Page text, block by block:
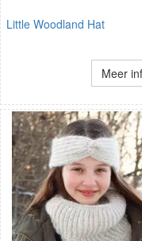
Little Woodland Hat
Meer